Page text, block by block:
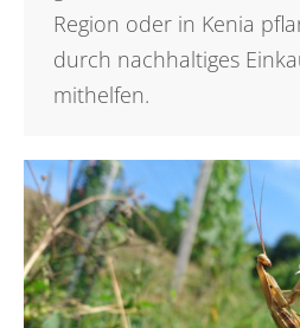
Region oder in Kenia
durch nachhaltiges
mithelfen.